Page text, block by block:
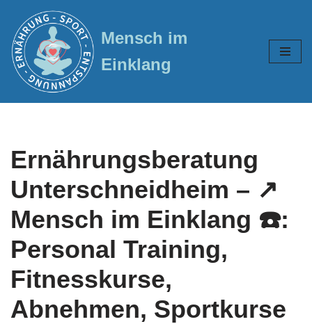
Zum
Inhalt
springen
Mensch im
Einklang
Ernährungsberatung
Unterschneidheim – ↗️
Mensch im Einklang ☎️:
Personal Training,
Fitnesskurse,
Abnehmen, Sportkurse